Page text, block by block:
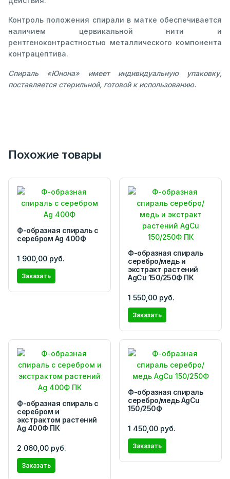
Контроль положения спирали в матке обеспечивается
наличием цервикальной нити и
рентгеноконтрастностью металлического компонента
контрацептива.
Спираль «Юнона» имеет индивидуальную упаковку,
поставляется стерильной, готовой к использованию.
Похожие товары
Ф-образная спираль с
серебром Ag 400Ф
1 900,00 руб.
Заказать
Ф-образная спираль
серебро/медь и
экстракт растений
AgCu 150/250Ф ПК
1 550,00 руб.
Заказать
Ф-образная cпираль с
серебром и
экстрактом растений
Ag 400Ф ПК
2 060,00 руб.
Заказать
Ф-образная спираль
серебро/медь AgCu
150/250Ф
1 450,00 руб.
Заказать